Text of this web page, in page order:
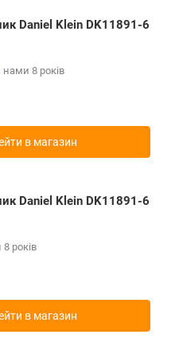
Daniel Klein DK11891-6
нами 8 років
в магазин
Daniel Klein DK11891-6
років
в магазин